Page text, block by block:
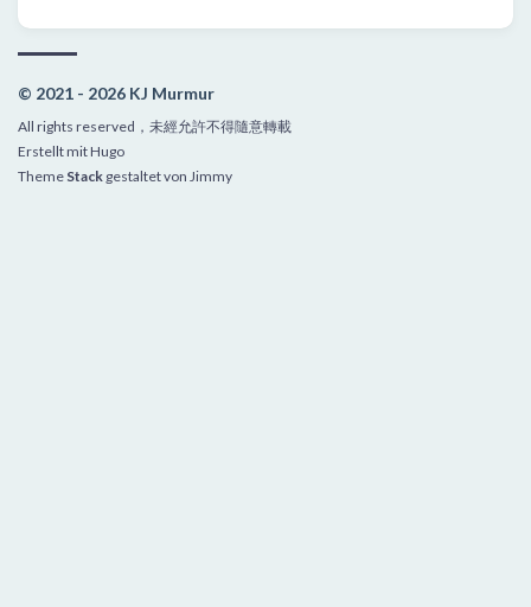
© 2021 - 2026 KJ Murmur
All rights reserved，未經允許不得隨意轉載
Erstellt mitHugo
Theme Stack gestaltet von Jimmy